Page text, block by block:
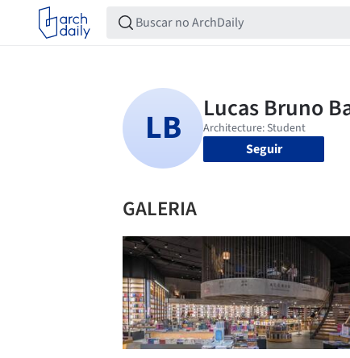
Seguir
GALERIA